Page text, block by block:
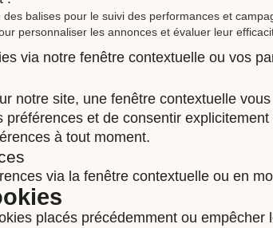
balises pour le suivi des performances et
personnaliser les annonces et évaluer leur
via notre fenêtre contextuelle ou vos
notre site, une fenêtre contextuelle
et de consentir
à tout moment.
via la fenêtre contextuelle ou en
placés précédemment ou